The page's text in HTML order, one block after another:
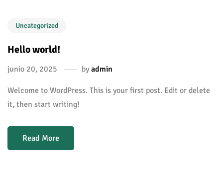
Uncategorized
Hello world!
junio 20, 2025 by admin
Welcome to WordPress. This is your first post. Edit or delete
it, then start writing!
Read More